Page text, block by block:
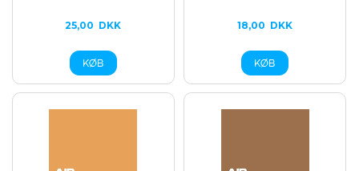
25,00 DKK 18,00 DKK